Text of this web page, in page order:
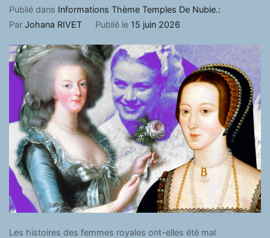
Publié dans Informations Thème Temples De Nubie.:
Par Johana RIVET Publié le 15 juin 2026
Les histoires des femmes royales ont-elles été mal